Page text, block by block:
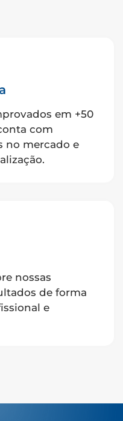
em +50
com
no mercado e
nossas
de forma
e